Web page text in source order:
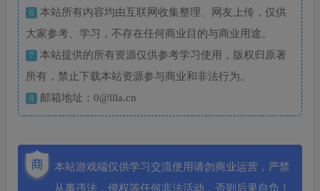
6
本站所有内容均由互联网收集整理、网友上传，仅供
大家参考、学习，不存在任何商业目的与商业用途。
7
本站提供的所有资源仅供参考学习使用，版权归原著
所有，禁止下载本站资源参与商业和非法行为。
8 邮箱地址：0@llla.cn
本站游戏端仅供学习交流使用请勿商业运营，严禁
从事违法，侵权等任何非法活动，否则后果自负！